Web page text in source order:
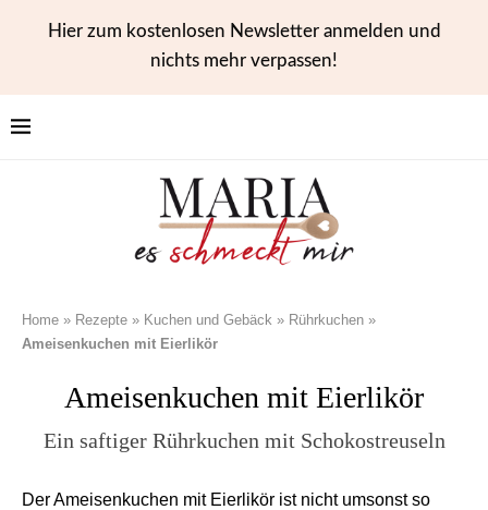
Hier zum kostenlosen Newsletter anmelden und
nichts mehr verpassen!
Home » Rezepte » Kuchen und Gebäck » Rührkuchen »
Ameisenkuchen mit Eierlikör
Ameisenkuchen mit Eierlikör
Ein saftiger Rührkuchen mit Schokostreuseln
Der Ameisenkuchen mit Eierlikör ist nicht umsonst so